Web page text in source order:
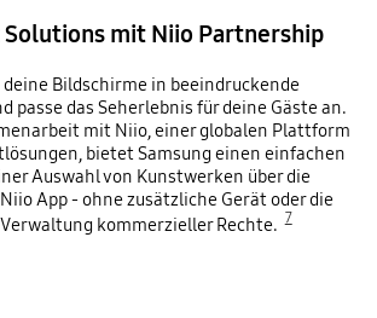
mit Niio Partnership
Bildschirme in beeindruckende
passe das Seherlebnis für deine Gäste an.
mit Niio, einer globalen Plattform
bietet Samsung einen einfachen
Auswahl von Kunstwerken über die
App - ohne zusätzliche Gerät oder die
kommerzieller Rechte. 7